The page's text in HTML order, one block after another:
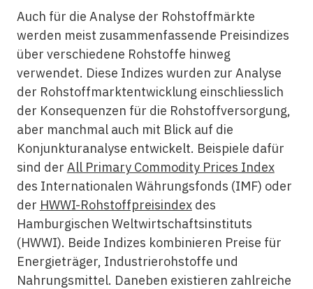
Auch für die Analyse der Rohstoffmärkte
werden meist zusammenfassende Preisindizes
über verschiedene Rohstoffe hinweg
verwendet. Diese Indizes wurden zur Analyse
der Rohstoffmarktentwicklung einschliesslich
der Konsequenzen für die Rohstoffversorgung,
aber manchmal auch mit Blick auf die
Konjunkturanalyse entwickelt. Beispiele dafür
sind der All Primary Commodity Prices Index
des Internationalen Währungsfonds (IMF) oder
der HWWI-Rohstoffpreisindexdes
Hamburgischen Weltwirtschaftsinstituts
(HWWI). Beide Indizes kombinieren Preise für
Energieträger, Industrierohstoffe und
Nahrungsmittel. Daneben existieren zahlreiche